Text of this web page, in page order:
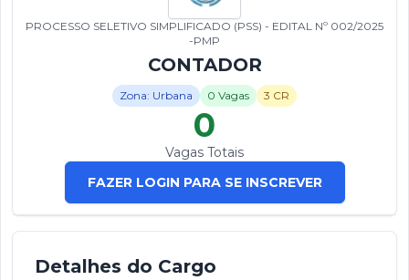
PROCESSO SELETIVO SIMPLIFICADO (PSS) - EDITAL Nº 002/2025
-PMP
CONTADOR
Zona: Urbana 0 Vagas 3 CR
0
Vagas Totais
FAZER LOGIN PARA SE INSCREVER
Detalhes do Cargo